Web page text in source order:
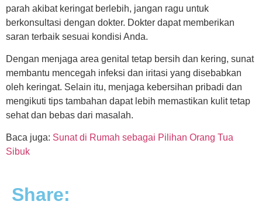
parah akibat keringat berlebih, jangan ragu untuk
berkonsultasi dengan dokter. Dokter dapat memberikan
saran terbaik sesuai kondisi Anda.
Dengan menjaga area genital tetap bersih dan kering, sunat
membantu mencegah infeksi dan iritasi yang disebabkan
oleh keringat. Selain itu, menjaga kebersihan pribadi dan
mengikuti tips tambahan dapat lebih memastikan kulit tetap
sehat dan bebas dari masalah.
Baca juga: Sunat di Rumah sebagai Pilihan Orang Tua
Sibuk
Share: